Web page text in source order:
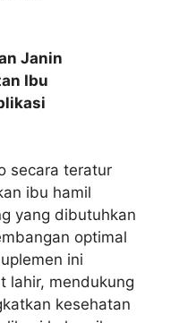
Janin
Ibu
secara teratur
ibu hamil
yang dibutuhkan
optimal
ini
lahir, mendukung
kesehatan